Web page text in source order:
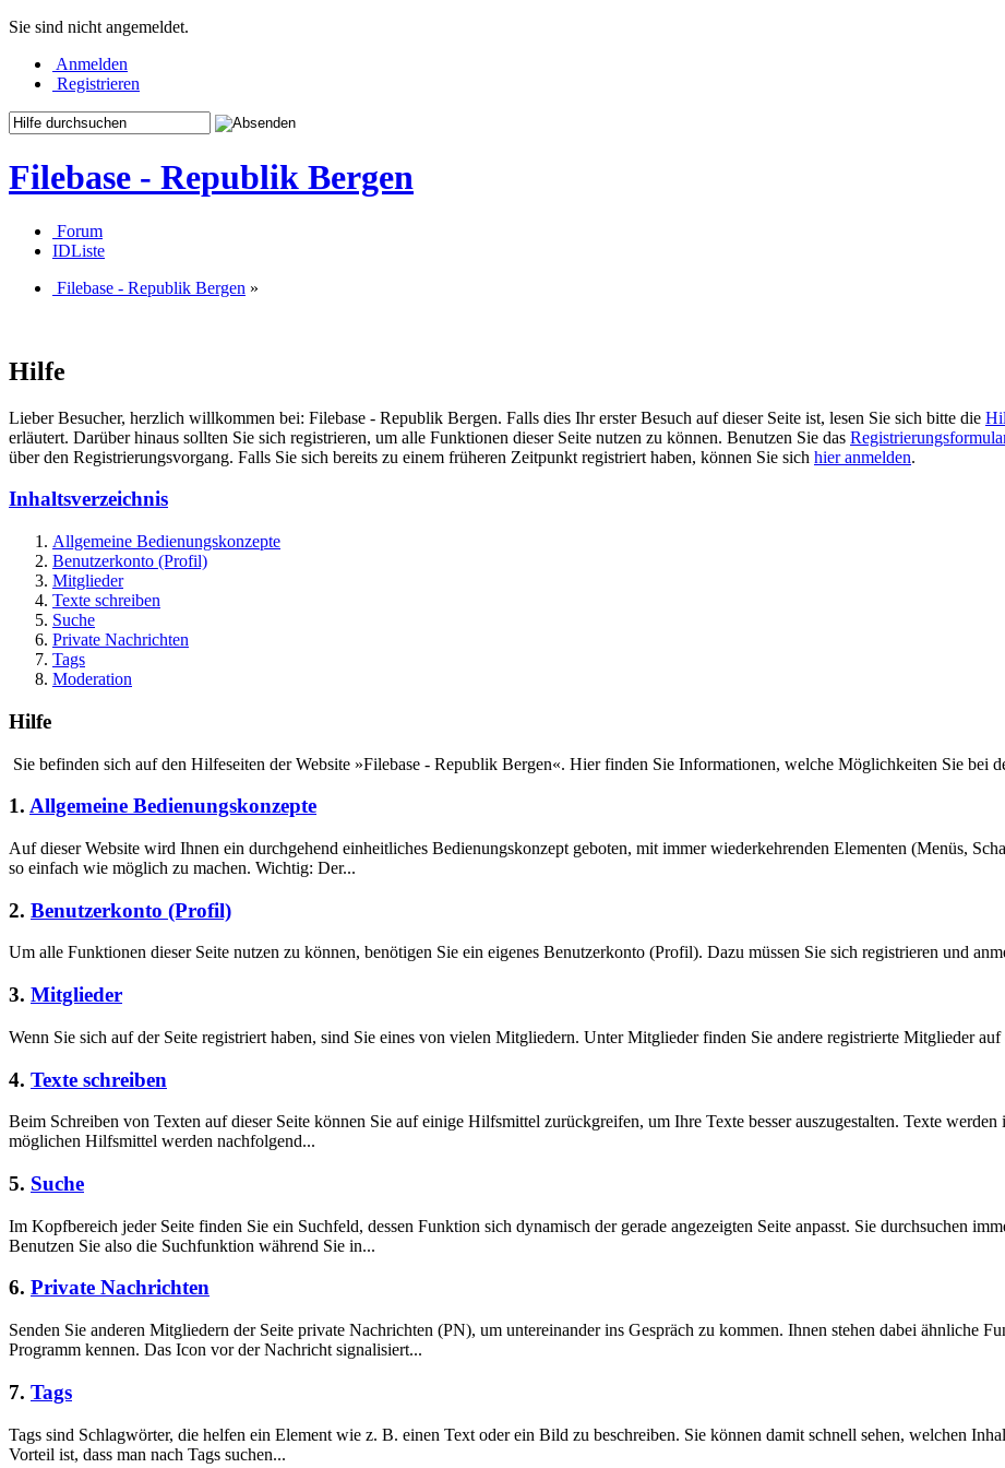
Sie sind nicht angemeldet.
Anmelden
Registrieren
Filebase - Republik Bergen
Forum
IDListe
Filebase - Republik Bergen »
Hilfe
Lieber Besucher, herzlich willkommen bei: Filebase - Republik Bergen. Falls dies Ihr erster Besuch auf dieser Seite ist, lesen Sie sich bitte die
erläutert. Darüber hinaus sollten Sie sich registrieren, um alle Funktionen dieser Seite nutzen zu können. Benutzen Sie das
über den Registrierungsvorgang. Falls Sie sich bereits zu einem früheren Zeitpunkt registriert haben, können Sie sich hier anmelden.
Inhaltsverzeichnis
Allgemeine Bedienungskonzepte
Benutzerkonto (Profil)
Mitglieder
Texte schreiben
Suche
Private Nachrichten
Tags
Moderation
Hilfe
Sie befinden sich auf den Hilfeseiten der Website »Filebase - Republik Bergen«. Hier finden Sie Informationen, welche Möglichkeiten Sie bei
1. Allgemeine Bedienungskonzepte
Auf dieser Website wird Ihnen ein durchgehend einheitliches Bedienungskonzept geboten, mit immer wiederkehrenden Elementen (Menüs,
so einfach wie möglich zu machen. Wichtig: Der...
2. Benutzerkonto (Profil)
Um alle Funktionen dieser Seite nutzen zu können, benötigen Sie ein eigenes Benutzerkonto (Profil). Dazu müssen Sie sich registrieren und
3. Mitglieder
Wenn Sie sich auf der Seite registriert haben, sind Sie eines von vielen Mitgliedern. Unter Mitglieder finden Sie andere registrierte Mitglieder
4. Texte schreiben
Beim Schreiben von Texten auf dieser Seite können Sie auf einige Hilfsmittel zurückgreifen, um Ihre Texte besser auszugestalten. Texte
möglichen Hilfsmittel werden nachfolgend...
5. Suche
Im Kopfbereich jeder Seite finden Sie ein Suchfeld, dessen Funktion sich dynamisch der gerade angezeigten Seite anpasst. Sie durchsuchen
Benutzen Sie also die Suchfunktion während Sie in...
6. Private Nachrichten
Senden Sie anderen Mitgliedern der Seite private Nachrichten (PN), um untereinander ins Gespräch zu kommen. Ihnen stehen dabei ähnliche
Programm kennen. Das Icon vor der Nachricht signalisiert...
7. Tags
Tags sind Schlagwörter, die helfen ein Element wie z. B. einen Text oder ein Bild zu beschreiben. Sie können damit schnell sehen, welchen
Vorteil ist, dass man nach Tags suchen...